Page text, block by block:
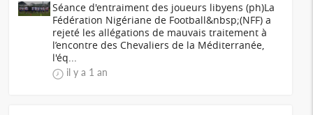
Séance d'entraiment des joueurs libyens (ph)La
Fédération Nigériane de Football&nbsp;(NFF) a
rejeté les allégations de mauvais traitement à
l’encontre des Chevaliers de la Méditerranée,
l'éq...
il y a 1 an